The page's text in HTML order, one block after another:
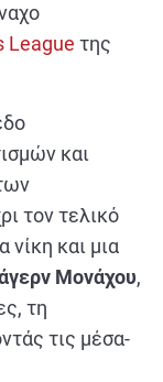
League της
και
τον τελικό
και μια
Μονάχου,
τη
τις μέσα-